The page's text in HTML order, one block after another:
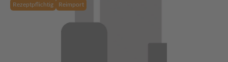
Rezeptpflichtig Reimport